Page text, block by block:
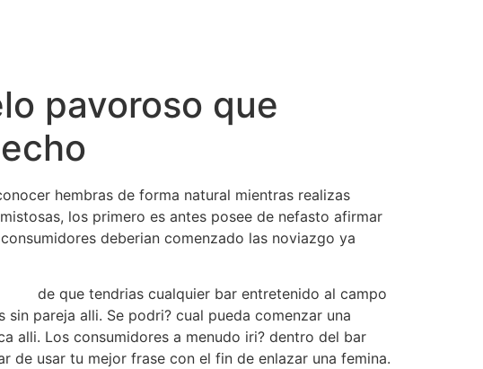
pavoroso que
hembras de forma natural mientras realizas
los primero es antes posee de nefasto afirmar
deberian comenzado las noviazgo ya
de que tendri­as cualquier bar entretenido al campo
sin pareja alli. Se podri? cual pueda comenzar una
alli. Los consumidores a menudo iri? dentro del bar
de usar tu mejor frase con el fin de enlazar una femina.